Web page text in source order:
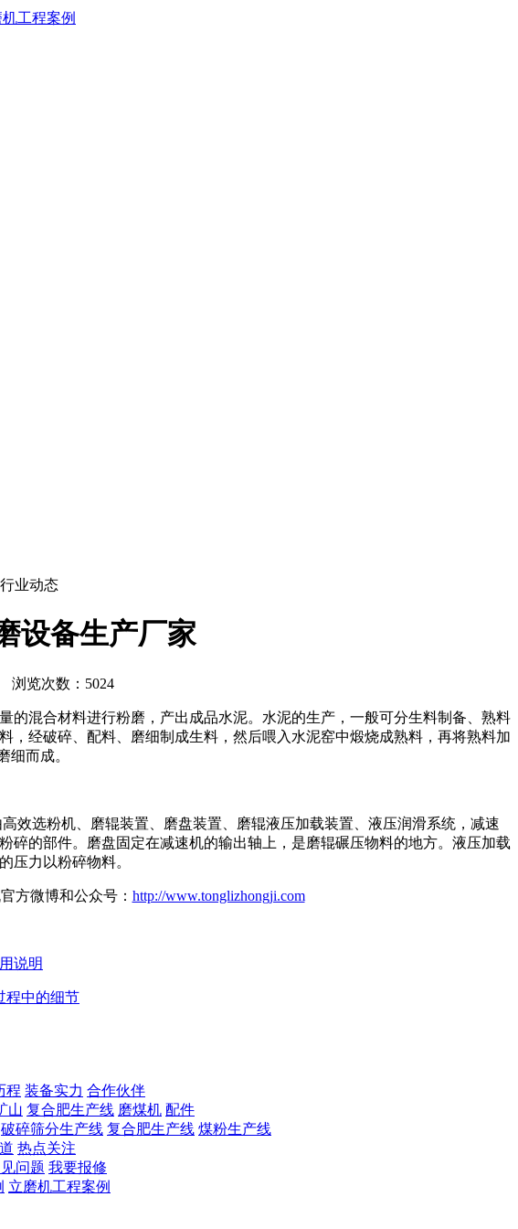
工程案例
行业动态
设备生产厂家
浏览次数：5024
混合材料进行粉磨，产出成品水泥。水泥的生产，一般可分生料制备、熟料
经破碎、配料、磨细制成生料，然后喂入水泥窑中煅烧成熟料，再将熟料加
细而成。
效选粉机、磨辊装置、磨盘装置、磨辊液压加载装置、液压润滑系统，减速
的部件。磨盘固定在减速机的输出轴上，是磨辊碾压物料的地方。液压加载
压力以粉碎物料。
方微博和公众号： http://www.tonglizhongji.com
说明
程中的细节
程 装备实力 合作伙伴
山 复合肥生产线 磨煤机 配件
破碎筛分生产线 复合肥生产线 煤粉生产线
热点关注
问题 我要报修
立磨机工程案例